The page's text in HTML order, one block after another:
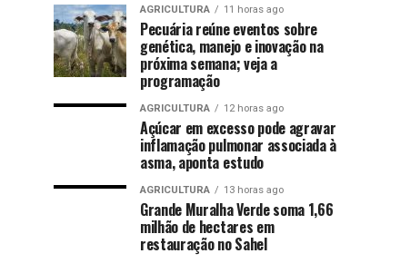
AGRICULTURA 11 horas ago
Pecuária reúne eventos sobre
genética, manejo e inovação na
próxima semana; veja a
programação
AGRICULTURA 12 horas ago
Açúcar em excesso pode agravar
inflamação pulmonar associada à
asma, aponta estudo
AGRICULTURA 13 horas ago
Grande Muralha Verde soma 1,66
milhão de hectares em
restauração no Sahel